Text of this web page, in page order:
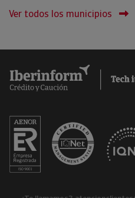
Ver todos los municipios